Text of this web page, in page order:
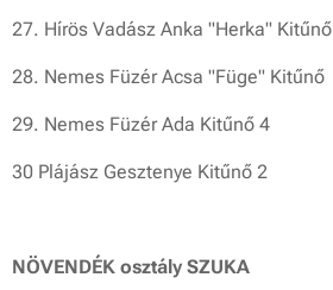
27. Hírös Vadász Anka "Herka" Kitűnő
28. Nemes Füzér Acsa "Füge" Kitűnő
29. Nemes Füzér Ada Kitűnő 4
30 Plájász Gesztenye Kitűnő 2
NÖVENDÉK osztály SZUKA